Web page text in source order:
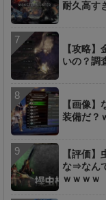
耐久高す
【攻略
いの？調
【画像
装備だ？
【評価
な⇒なん
ｗｗｗｗ